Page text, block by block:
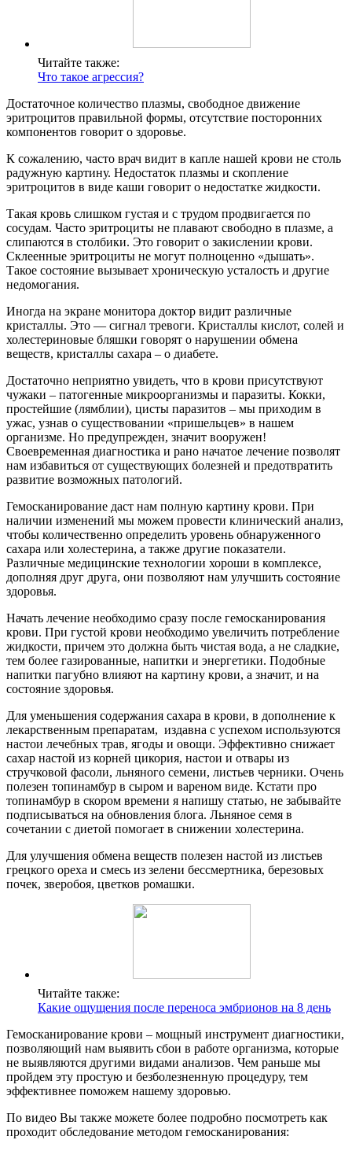
Читайте также:
Что такое агрессия?
Достаточное количество плазмы, свободное движение
эритроцитов правильной формы, отсутствие посторонних
компонентов говорит о здоровье.
К сожалению, часто врач видит в капле нашей крови не столь
радужную картину. Недостаток плазмы и скопление
эритроцитов в виде каши говорит о недостатке жидкости.
Такая кровь слишком густая и с трудом продвигается по
сосудам. Часто эритроциты не плавают свободно в плазме, а
слипаются в столбики. Это говорит о закислении крови.
Склеенные эритроциты не могут полноценно «дышать».
Такое состояние вызывает хроническую усталость и другие
недомогания.
Иногда на экране монитора доктор видит различные
кристаллы. Это — сигнал тревоги. Кристаллы кислот, солей и
холестериновые бляшки говорят о нарушении обмена
веществ, кристаллы сахара – о диабете.
Достаточно неприятно увидеть, что в крови присутствуют
чужаки – патогенные микроорганизмы и паразиты. Кокки,
простейшие (лямблии), цисты паразитов – мы приходим в
ужас, узнав о существовании «пришельцев» в нашем
организме. Но предупрежден, значит вооружен!
Своевременная диагностика и рано начатое лечение позволят
нам избавиться от существующих болезней и предотвратить
развитие возможных патологий.
Гемосканирование даст нам полную картину крови. При
наличии изменений мы можем провести клинический анализ,
чтобы количественно определить уровень обнаруженного
сахара или холестерина, а также другие показатели.
Различные медицинские технологии хороши в комплексе,
дополняя друг друга, они позволяют нам улучшить состояние
здоровья.
Начать лечение необходимо сразу после гемосканирования
крови. При густой крови необходимо увеличить потребление
жидкости, причем это должна быть чистая вода, а не сладкие,
тем более газированные, напитки и энергетики. Подобные
напитки пагубно влияют на картину крови, а значит, и на
состояние здоровья.
Для уменьшения содержания сахара в крови, в дополнение к
лекарственным препаратам, издавна с успехом используются
настои лечебных трав, ягоды и овощи. Эффективно снижает
сахар настой из корней цикория, настои и отвары из
стручковой фасоли, льняного семени, листьев черники. Очень
полезен топинамбур в сыром и вареном виде. Кстати про
топинамбур в скором времени я напишу статью, не забывайте
подписываться на обновления блога. Льняное семя в
сочетании с диетой помогает в снижении холестерина.
Для улучшения обмена веществ полезен настой из листьев
грецкого ореха и смесь из зелени бессмертника, березовых
почек, зверобоя, цветков ромашки.
Читайте также:
Какие ощущения после переноса эмбрионов на 8 день
Гемосканирование крови – мощный инструмент диагностики,
позволяющий нам выявить сбои в работе организма, которые
не выявляются другими видами анализов. Чем раньше мы
пройдем эту простую и безболезненную процедуру, тем
эффективнее поможем нашему здоровью.
По видео Вы также можете более подробно посмотреть как
проходит обследование методом гемосканирования: